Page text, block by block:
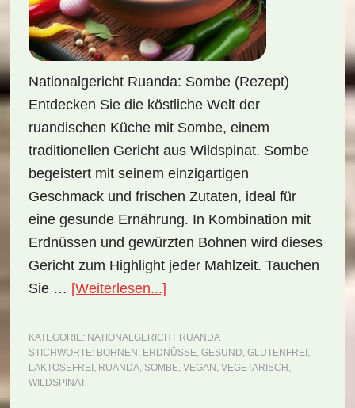
Nationalgericht Ruanda: Sombe (Rezept)
Entdecken Sie die köstliche Welt der
ruandischen Küche mit Sombe, einem
traditionellen Gericht aus Wildspinat. Sombe
begeistert mit seinem einzigartigen
Geschmack und frischen Zutaten, ideal für
eine gesunde Ernährung. In Kombination mit
Erdnüssen und gewürzten Bohnen wird dieses
Gericht zum Highlight jeder Mahlzeit. Tauchen
Sie … [Weiterlesen...]ÜberNationalgericht
Sombe
(Rezept)
KATEGORIE: NATIONALGERICHT RUANDA
STICHWORTE: BOHNEN , ERDNÜSSE, GESUND, GLUTENFREI ,
LAKTOSEFREI , RUANDA, SOMBE, VEGAN , VEGETARISCH ,
WILDSPINAT